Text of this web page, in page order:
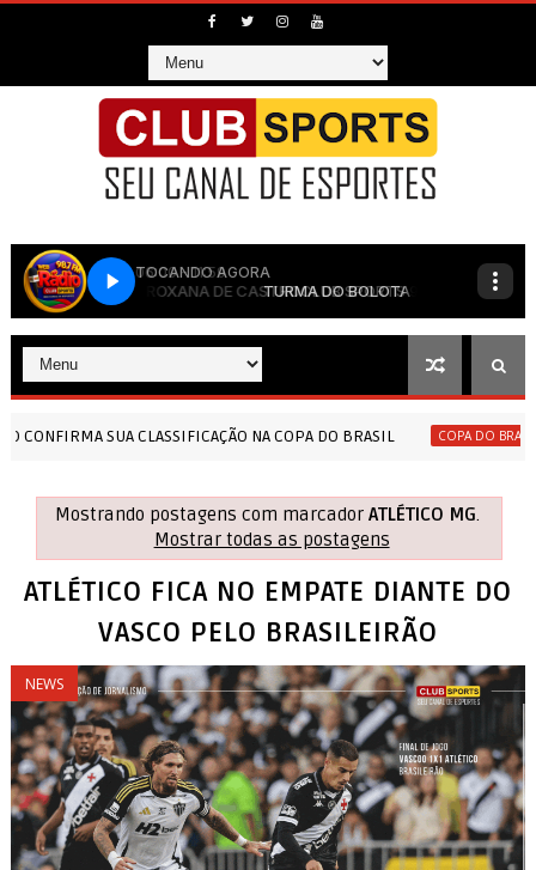
NA COPA DO BRASIL COPA DO BRASIL NOS ACRÉSCIMOS O
Mostrando postagens com marcadorATLÉTICO MG.
Mostrar todas as postagens
ATLÉTICO FICA NO EMPATE DIANTE DO
VASCO PELO BRASILEIRÃO
NEWS